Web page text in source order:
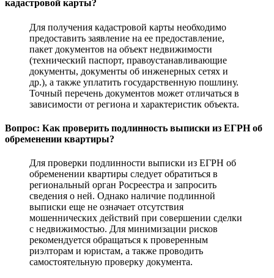
кадастровой карты?
Для получения кадастровой карты необходимо
предоставить заявление на ее предоставление,
пакет документов на объект недвижимости
(технический паспорт, правоустанавливающие
документы, документы об инженерных сетях и
др.), а также уплатить государственную пошлину.
Точный перечень документов может отличаться в
зависимости от региона и характеристик объекта.
Вопрос: Как проверить подлинность выписки из ЕГРН об
обременении квартиры?
Для проверки подлинности выписки из ЕГРН об
обременении квартиры следует обратиться в
региональный орган Росреестра и запросить
сведения о ней. Однако наличие подлинной
выписки еще не означает отсутствия
мошеннических действий при совершении сделки
с недвижимостью. Для минимизации рисков
рекомендуется обращаться к проверенным
риэлторам и юристам, а также проводить
самостоятельную проверку документа.